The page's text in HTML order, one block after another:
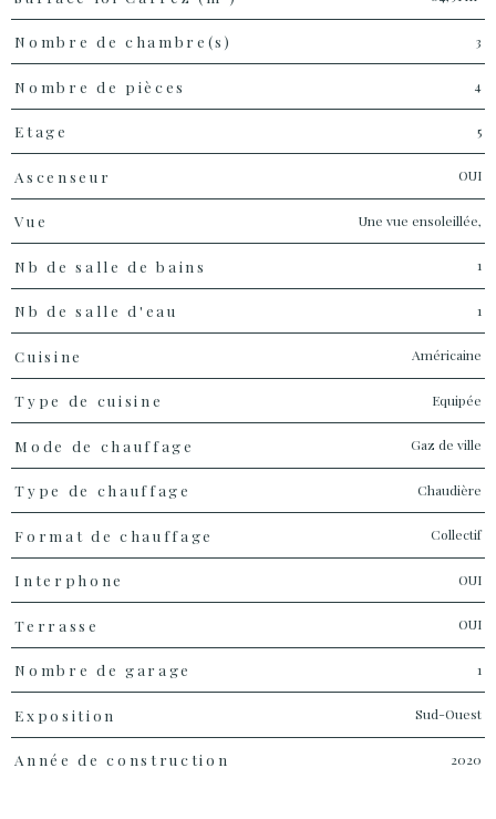
Nombre de chambre(s) 3
Nombre de pièces 4
Etage 5
Ascenseur OUI
Vue Une vue ensoleillée,
Nb de salle de bains 1
Nb de salle d'eau 1
Cuisine Américaine
Type de cuisine Equipée
Mode de chauffage Gaz de ville
Type de chauffage Chaudière
Format de chauffage Collectif
Interphone OUI
Terrasse OUI
Nombre de garage 1
Exposition Sud-Ouest
Année de construction 2020